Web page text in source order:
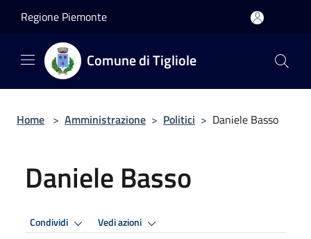
Regione Piemonte
Comune di Tigliole
Home > Amministrazione > Politici > Daniele Basso
Daniele Basso
Condividi Vedi azioni